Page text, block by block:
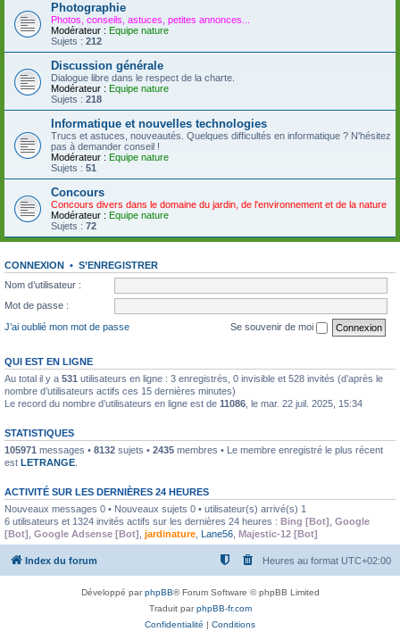
Photographie
Photos, conseils, astuces, petites annonces...
Modérateur : Equipe nature
Sujets : 212
Discussion générale
Dialogue libre dans le respect de la charte.
Modérateur : Equipe nature
Sujets : 218
Informatique et nouvelles technologies
Trucs et astuces, nouveautés. Quelques difficultés en informatique ? N'hésitez
pas à demander conseil !
Modérateur : Equipe nature
Sujets : 51
Concours
Concours divers dans le domaine du jardin, de l'environnement et de la nature
Modérateur : Equipe nature
Sujets : 72
CONNEXION • S’ENREGISTRER
Nom d’utilisateur :
Mot de passe :
J’ai oublié mon mot de passe
Se souvenir de moi
QUI EST EN LIGNE
Au total il y a 531 utilisateurs en ligne : 3 enregistrés, 0 invisible et 528 invités (d’après le
nombre d’utilisateurs actifs ces 15 dernières minutes)
Le record du nombre d’utilisateurs en ligne est de 11086 , le mar. 22 juil. 2025, 15:34
STATISTIQUES
105971 messages • 8132 sujets • 2435 membres • Le membre enregistré le plus récent
est LETRANGE
ACTIVITÉ SUR LES DERNIÈRES 24 HEURES
Nouveaux messages 0 • Nouveaux sujets 0 • utilisateur(s) arrivé(s) 1
6 utilisateurs et 1324 invités actifs sur les dernières 24 heures : Bing [Bot] Google
[Bot] Google Adsense [Bot] jardinature Lane56 Majestic-12 [Bot]
Index du forum Heures au format UTC+02:00
Développé parphpBB® Forum Software © phpBB Limited
Traduit parphpBB-fr.com
Confidentialité | Conditions